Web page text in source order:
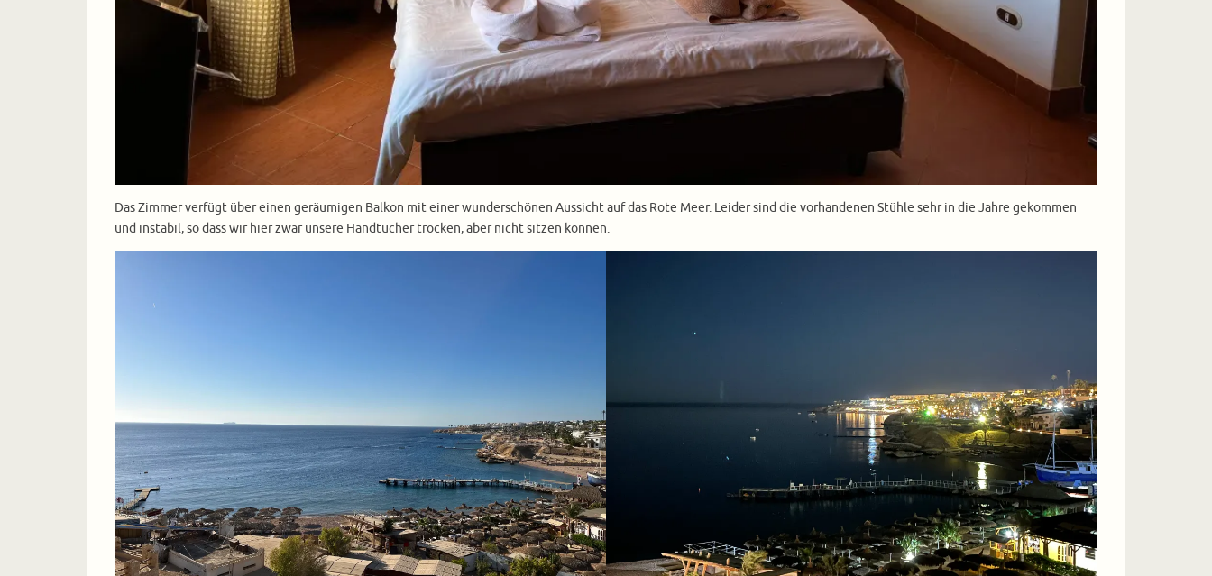
Das Zimmer verfügt über einen geräumigen Balkon mit einer wunderschönen Aussicht auf das Rote Meer. Leider sind die vorhandenen Stühle sehr in die Jahre gekommen
und instabil, so dass wir hier zwar unsere Handtücher trocken, aber nicht sitzen können.